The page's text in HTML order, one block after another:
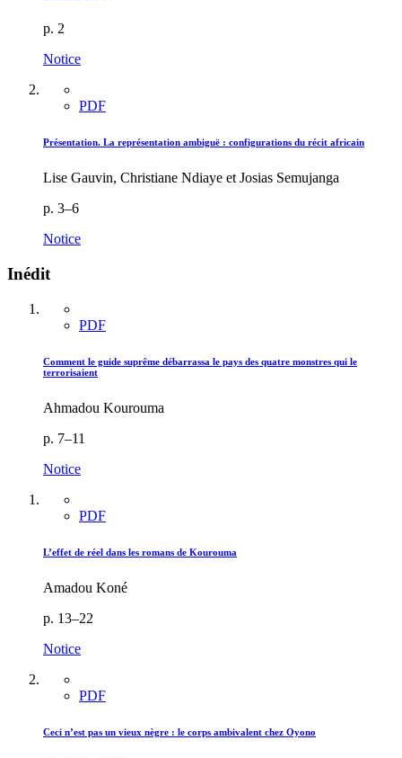
p. 2
Notice
PDF
Présentation. La représentation ambiguë : configurations du récit africain
Lise Gauvin, Christiane Ndiaye et Josias Semujanga
p. 3–6
Notice
Inédit
PDF
Comment le guide suprême débarrassa le pays des quatre monstres qui le
terrorisaient
Ahmadou Kourouma
p. 7–11
Notice
PDF
L’effet de réel dans les romans de Kourouma
Amadou Koné
p. 13–22
Notice
PDF
Ceci n’est pas un vieux nègre : le corps ambivalent chez Oyono